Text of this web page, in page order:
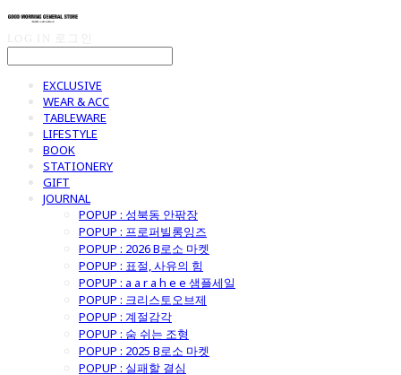
EXCLUSIVE
WEAR & ACC
TABLEWARE
LIFESTYLE
BOOK
STATIONERY
GIFT
JOURNAL
POPUP : 성북동 안팎장
POPUP : 프로퍼빌롱잉즈
POPUP : 2026 B로소 마켓
POPUP : 표절, 사유의 힘
POPUP : a a r a h e e 샘플세일
POPUP : 크리스토오브제
POPUP : 계절감각
POPUP : 숨 쉬는 조형
POPUP : 2025 B로소 마켓
POPUP : 실패할 결심